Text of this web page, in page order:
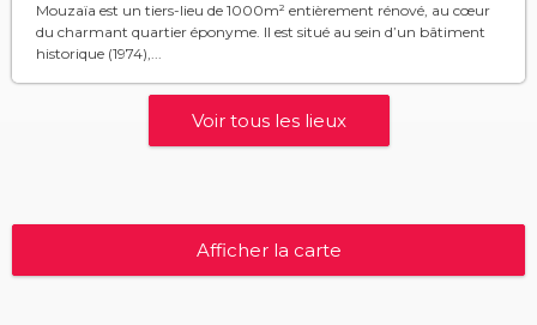
Mouzaïa est un tiers-lieu de 1000m² entièrement rénové, au cœur
du charmant quartier éponyme. Il est situé au sein d’un bâtiment
historique (1974),...
Voir tous les lieux
Afficher la carte